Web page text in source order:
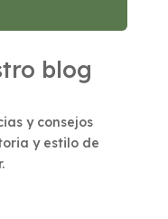
blog
y consejos
y estilo de